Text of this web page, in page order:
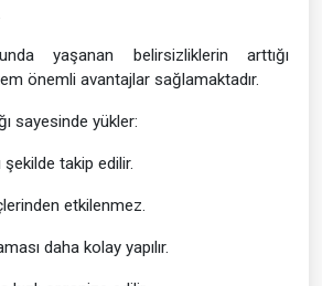
yaşanan belirsizliklerin arttığı
önemli avantajlar sağlamaktadır.
sayesinde yükler:
takip edilir.
etkilenmez.
daha kolay yapılır.